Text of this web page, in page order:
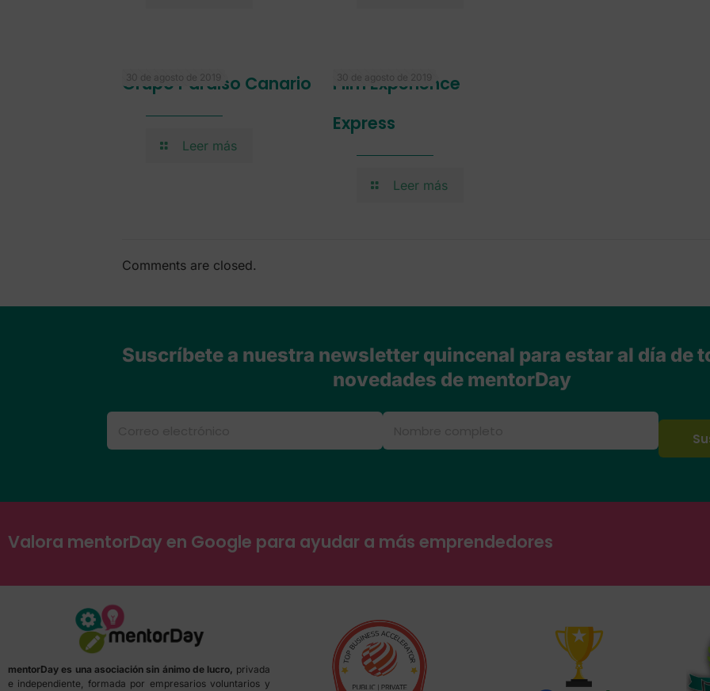
30 de agosto de 2019
Grupo Paraiso Canario
Leer más
30 de agosto de 2019
Film Experience
Express
Leer más
Comments are closed.
Suscríbete a nuestra newsletter quincenal para estar al día de
novedades de mentorDay
Valora mentorDay en Google para ayudar a más emprendedores
mentorDay es una asociación sin ánimo de lucro, privada
e independiente, formada por empresarios voluntarios y